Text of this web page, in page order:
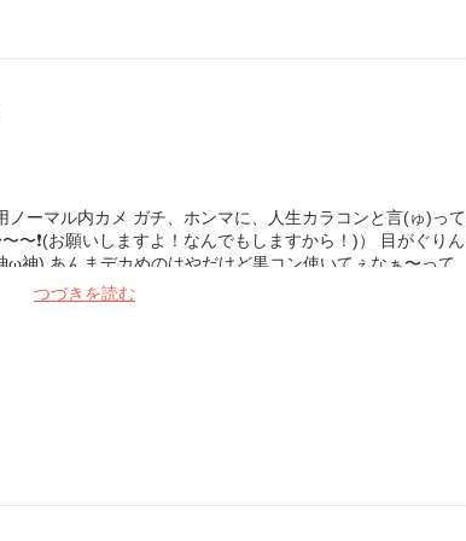
ーマル内カメ ガチ、ホンマに、人生カラコンと言(ゅ)って
〜❗️(お願いしますよ！なんでもしますから！)） 目がぐりん
ω神) あんまデカめのはやだけど黒コン使いてぇなぁ〜って
つづきを読む